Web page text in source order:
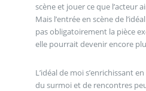
scène et jouer ce que l’acteur
Mais l’entrée en scène de
pas obligatoirement la pièce
elle pourrait devenir encore
L’idéal de moi s’enrichissant
du surmoi et de rencontres